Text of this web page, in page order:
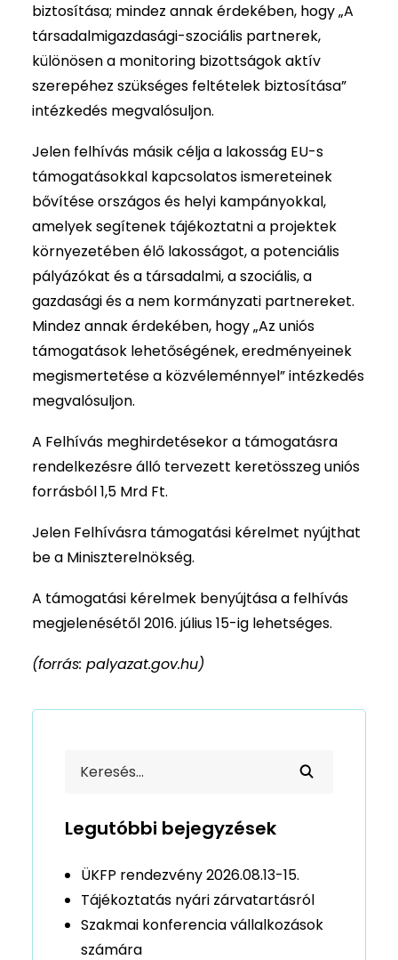
biztosítása; mindez annak érdekében, hogy „A
társadalmigazdasági-szociális partnerek,
különösen a monitoring bizottságok aktív
szerepéhez szükséges feltételek biztosítása”
intézkedés megvalósuljon.
Jelen felhívás másik célja a lakosság EU-s
támogatásokkal kapcsolatos ismereteinek
bővítése országos és helyi kampányokkal,
amelyek segítenek tájékoztatni a projektek
környezetében élő lakosságot, a potenciális
pályázókat és a társadalmi, a szociális, a
gazdasági és a nem kormányzati partnereket.
Mindez annak érdekében, hogy „Az uniós
támogatások lehetőségének, eredményeinek
megismertetése a közvéleménnyel” intézkedés
megvalósuljon.
A Felhívás meghirdetésekor a támogatásra
rendelkezésre álló tervezett keretösszeg uniós
forrásból 1,5 Mrd Ft.
Jelen Felhívásra támogatási kérelmet nyújthat
be a Miniszterelnökség.
A támogatási kérelmek benyújtása a felhívás
megjelenésétől 2016. július 15-ig lehetséges.
(forrás: palyazat.gov.hu)
Legutóbbi bejegyzések
ÜKFP rendezvény 2026.08.13-15.
Tájékoztatás nyári zárvatartásról
Szakmai konferencia vállalkozások
számára